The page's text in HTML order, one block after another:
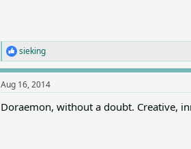
R
e
c
i
sieking
Aug 16, 2014
Doraemon, without a doubt. Creative,